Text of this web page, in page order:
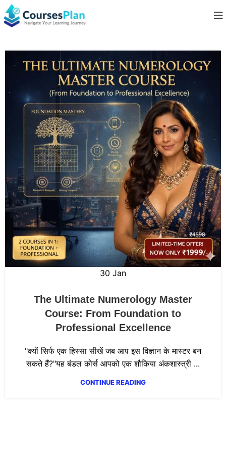
30 Jan
The Ultimate Numerology Master
Course: From Foundation to
Professional Excellence
"क्यों सिर्फ एक हिस्सा सीखें जब आप इस विज्ञान के मास्टर बन
सकते हैं?"यह बंडल कोर्स आपको एक शौकिया अंकशास्त्री ...
CONTINUE READING